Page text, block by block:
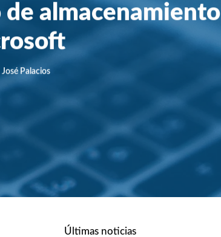
de almacenamiento
José Palacios
Últimas noticias